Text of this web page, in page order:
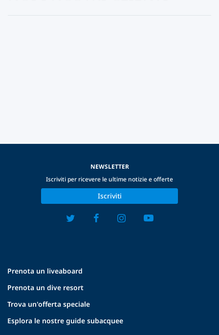
Prenota un liveaboard
Prenota un dive resort
Trova un'offerta speciale
Esplora le nostre guide subacquee
NEWSLETTER
Iscriviti per ricevere le ultime notizie e offerte
Iscriviti